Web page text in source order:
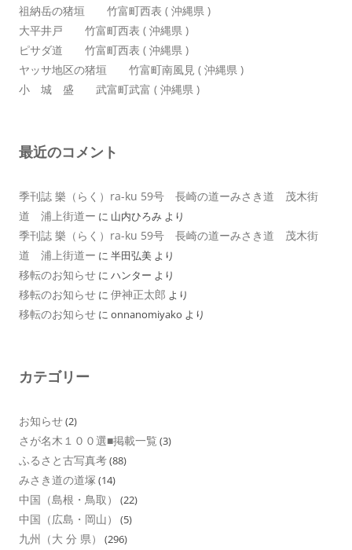
祖納岳の猪垣 竹富町西表 ( 沖縄県 )
大平井戸 竹富町西表 ( 沖縄県 )
ピサダ道 竹富町西表 ( 沖縄県 )
ヤッサ地区の猪垣 竹富町南風見 ( 沖縄県 )
小 城 盛 武富町武富 ( 沖縄県 )
最近のコメント
季刊誌 樂（らく）ra-ku 59号 長崎の道ーみさき道 茂木街
道 浦上街道ー に 山内ひろみ より
季刊誌 樂（らく）ra-ku 59号 長崎の道ーみさき道 茂木街
道 浦上街道ー に 半田弘美 より
移転のお知らせ に ハンター より
移転のお知らせ に 伊神正太郎 より
移転のお知らせ に onnanomiyako より
カテゴリー
お知らせ(2)
さが名木１００選■掲載一覧 (3)
ふるさと古写真考(88)
みさき道の道塚 (14)
中国（島根・鳥取） (22)
中国（広島・岡山） (5)
九州（大 分 県） (296)